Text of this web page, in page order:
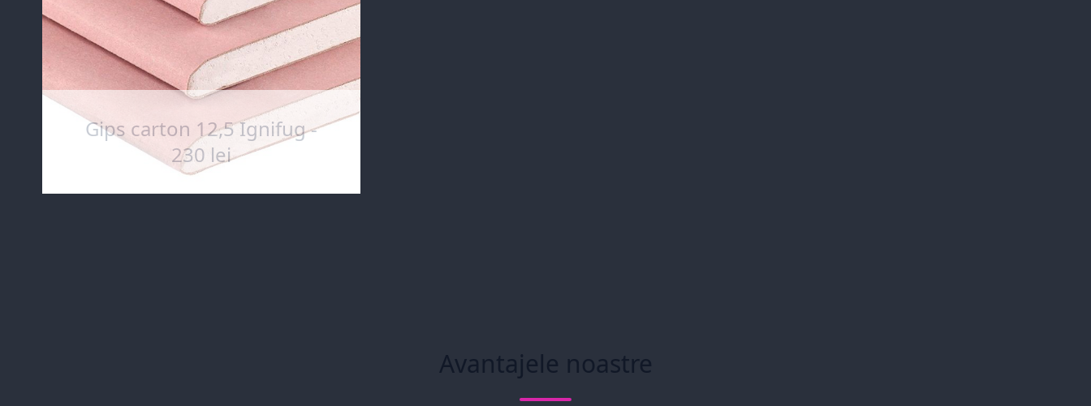
Gips carton 12,5 Ignifug -
230 lei
Avantajele noastre